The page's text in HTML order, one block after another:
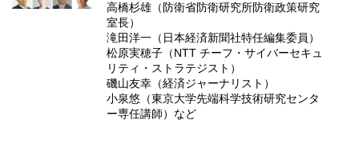
高橋杉雄（防衛省防衛研究所防衛政策研究
室長）
滝田洋一（日本経済新聞社特任編集委員）
松原実穂子（NTT チーフ・サイバーセキュ
リティ・ストラテジスト）
磯山友幸（経済ジャーナリスト）
小泉悠（東京大学先端科学技術研究センタ
ー専任講師）など